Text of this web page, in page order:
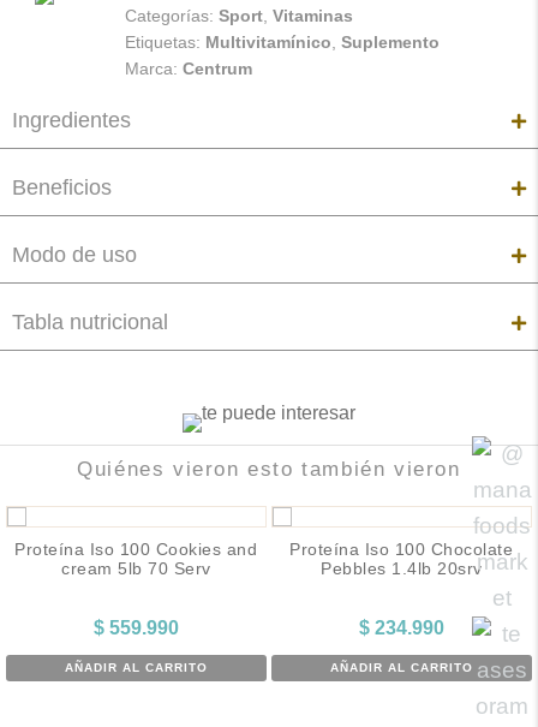
Categorías: Sport Vitaminas
Etiquetas: Multivitamínico Suplemento
Marca: Centrum
Ingredientes
Beneficios
Modo de uso
Tabla nutricional
Quiénes vieron esto también vieron
Proteína Iso 100 Cookies and
cream 5lb 70 Serv
$559.990
AÑADIR AL CARRITO
Proteína Iso 100 Chocolate
Pebbles 1.4lb 20srv
$234.990
AÑADIR AL CARRITO